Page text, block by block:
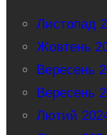
Листопад
Жовтень
Вересень
Вересень
Лютий